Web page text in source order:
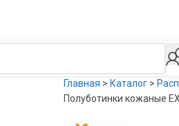
Главная > Каталог>
Полуботинки кожаные